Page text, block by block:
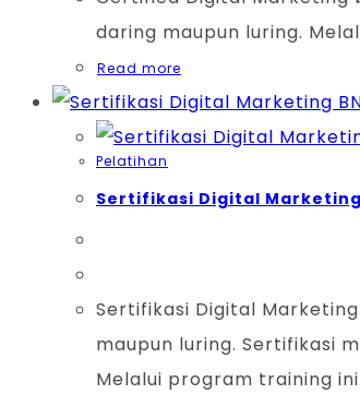
daring maupun luring.
Read more
Pelatihan
Sertifikasi Digital Marketing
Sertifikasi Digital
maupun luring. Sertifikasi
Melalui program training